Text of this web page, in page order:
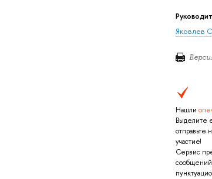
Яковлев
Нашли
Выделите
отправьте
участие!
Сервис
сообщений